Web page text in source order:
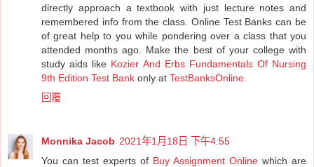
directly approach a textbook with just lecture notes and
remembered info from the class. Online Test Banks can be
of great help to you while pondering over a class that you
attended months ago. Make the best of your college with
study aids like Kozier And Erbs Fundamentals Of Nursing
9th Edition Test Bank only at TestBanksOnline
回覆
Monnika Jacob 2021年1月18日 下午4:55
You can test experts of Buy Assignment Online which are